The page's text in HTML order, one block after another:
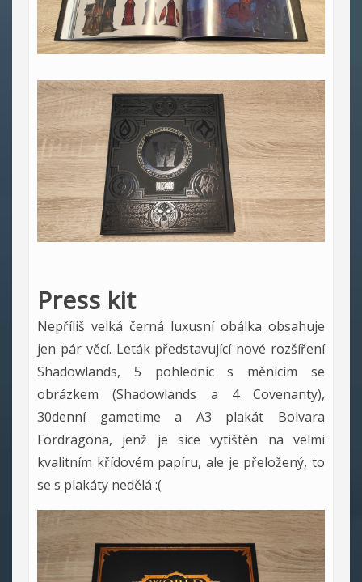
Press kit
Nepříliš velká černá luxusní obálka obsahuje
jen pár věcí. Leták představující nové rozšíření
Shadowlands, 5 pohlednic s měnícím se
obrázkem (Shadowlands a 4 Covenanty),
30denní gametime a A3 plakát Bolvara
Fordragona, jenž je sice vytištěn na velmi
kvalitním křídovém papíru, ale je přeložený, to
se s plakáty nedělá :(